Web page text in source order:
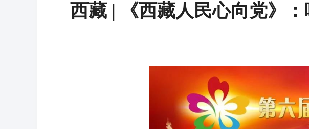
西藏 | 《西藏人民心向党》